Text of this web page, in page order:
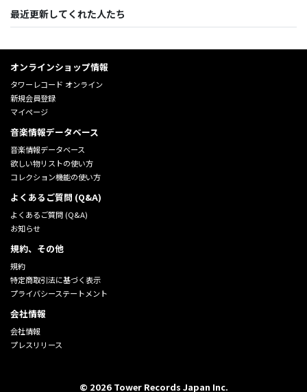
最近更新してくれた人たち
オンラインショップ情報
タワーレコード オンライン
新規会員登録
マイページ
音楽情報データベース
音楽情報データベース
欲しい物リストの使い方
コレクション機能の使い方
よくあるご質問 (Q&A)
よくあるご質問 (Q&A)
お知らせ
規約、その他
規約
特定商取引法に基づく表示
プライバシーステートメント
会社情報
会社情報
プレスリリース
© 2026Tower Records Japan Inc.